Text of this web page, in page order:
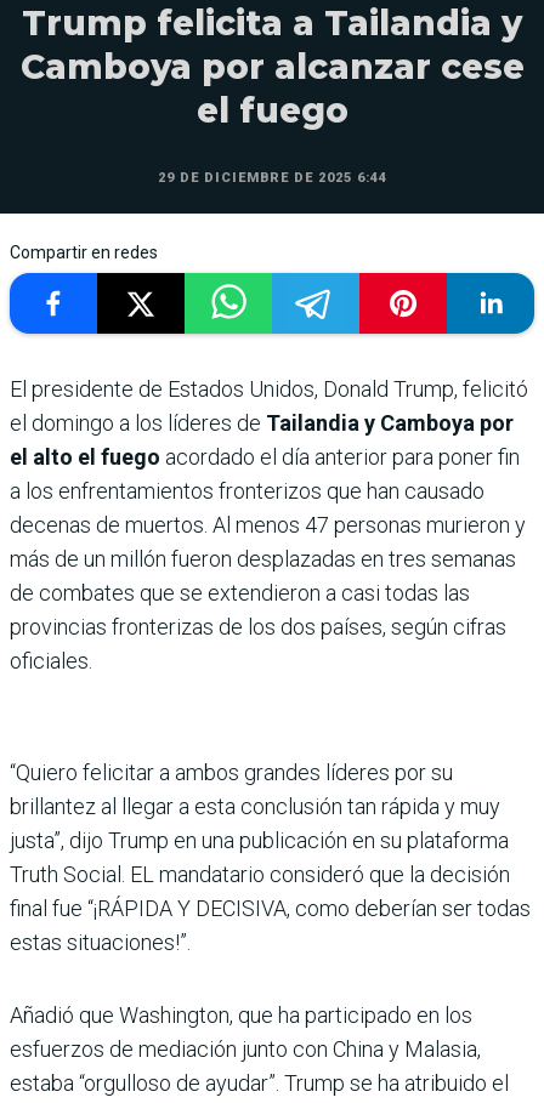
Trump felicita a Tailandia y
Camboya por alcanzar cese
el fuego
29 DE DICIEMBRE DE 2025 6:44
Compartir en redes
El presidente de Estados Unidos, Donald Trump, felicitó
el domingo a los líderes de Tailandia y Camboya por
el alto el fuego acordado el día anterior para poner fin
a los enfrentamientos fronterizos que han causado
decenas de muertos. Al menos 47 personas murieron y
más de un millón fueron desplazadas en tres semanas
de combates que se extendieron a casi todas las
provincias fronterizas de los dos países, según cifras
oficiales.
“Quiero felicitar a ambos grandes líderes por su
brillantez al llegar a esta conclusión tan rápida y muy
justa”, dijo Trump en una publicación en su plataforma
Truth Social. EL mandatario consideró que la decisión
final fue “¡RÁPIDA Y DECISIVA, como deberían ser todas
estas situaciones!”.
Añadió que Washington, que ha participado en los
esfuerzos de mediación junto con China y Malasia,
estaba “orgulloso de ayudar”. Trump se ha atribuido el